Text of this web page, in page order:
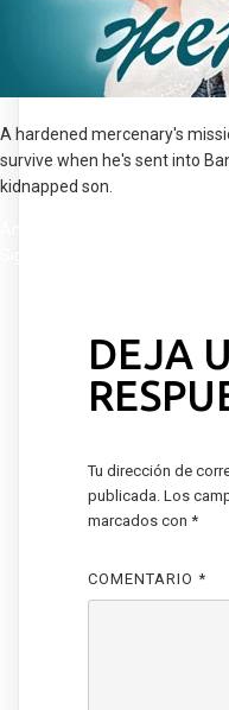
A hardened mercenary's
survive when he's sent into
kidnapped son.
DEJA
Tu dirección de
publicada. Los
marcados con*
COMENTARIO*